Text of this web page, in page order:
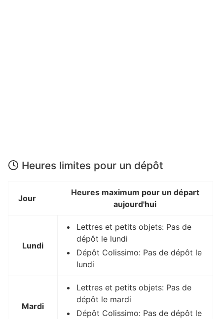
Heures limites pour un dépôt
Jour
Heures maximum pour un départ
aujourd'hui
Lundi
Lettres et petits objets: Pas de
dépôt le lundi
Dépôt Colissimo: Pas de dépôt le
lundi
Mardi
Lettres et petits objets: Pas de
dépôt le mardi
Dépôt Colissimo: Pas de dépôt le